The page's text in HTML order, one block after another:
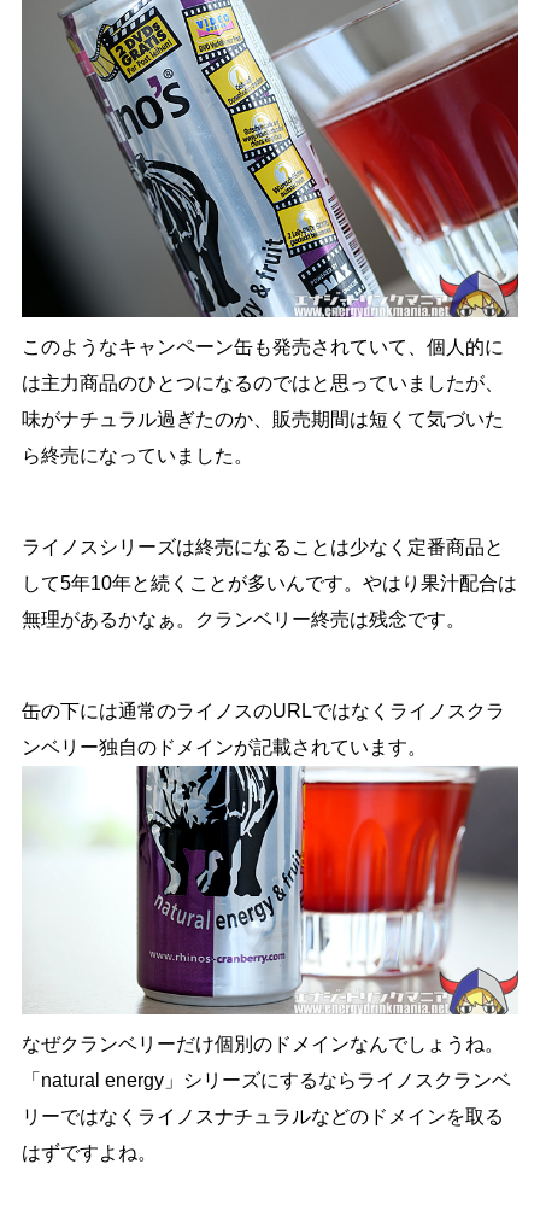
このようなキャンペーン缶も発売されていて、個人的に
は主力商品のひとつになるのではと思っていましたが、
味がナチュラル過ぎたのか、販売期間は短くて気づいた
ら終売になっていました。
ライノスシリーズは終売になることは少なく定番商品と
して5年10年と続くことが多いんです。やはり果汁配合は
無理があるかなぁ。クランベリー終売は残念です。
缶の下には通常のライノスのURLではなくライノスクラ
ンベリー独自のドメインが記載されています。
なぜクランベリーだけ個別のドメインなんでしょうね。
「natural energy」シリーズにするならライノスクランベ
リーではなくライノスナチュラルなどのドメインを取る
はずですよね。